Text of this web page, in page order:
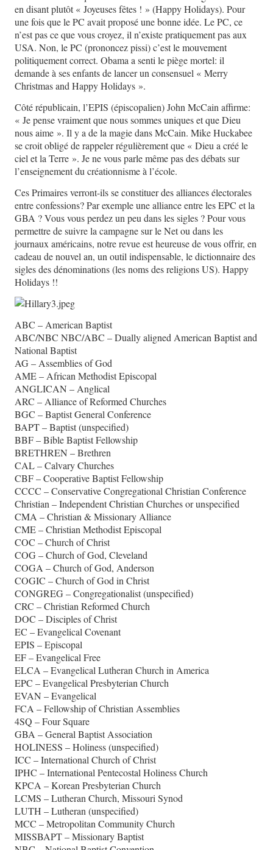
en disant plutôt « Joyeuses fêtes ! » (Happy Holidays). Pour
une fois que le PC avait proposé une bonne idée. Le PC, ce
n’est pas ce que vous croyez, il n’existe pratiquement pas aux
USA. Non, le PC (prononcez pissi) c’est le mouvement
politiquement correct. Obama a senti le piège mortel: il
demande à ses enfants de lancer un consensuel « Merry
Christmas and Happy Holidays ».
Côté républicain, l’EPIS (épiscopalien) John McCain affirme:
« Je pense vraiment que nous sommes uniques et que Dieu
nous aime ». Il y a de la magie dans McCain. Mike Huckabee
se croit obligé de rappeler régulièrement que « Dieu a créé le
ciel et la Terre ». Je ne vous parle même pas des débats sur
l’enseignement du créationnisme à l’école.
Ces Primaires verront-ils se constituer des alliances électorales
entre confessions? Par exemple une alliance entre les EPC et la
GBA ? Vous vous perdez un peu dans les sigles ? Pour vous
permettre de suivre la campagne sur le Net ou dans les
journaux américains, notre revue est heureuse de vous offrir, en
cadeau de nouvel an, un outil indispensable, le dictionnaire des
sigles des dénominations (les noms des religions US). Happy
Holidays !!
ABC – American Baptist
ABC/NBC NBC/ABC – Dually aligned American Baptist and
National Baptist
AG – Assemblies of God
AME – African Methodist Episcopal
ANGLICAN – Anglical
ARC – Alliance of Reformed Churches
BGC – Baptist General Conference
BAPT – Baptist (unspecified)
BBF – Bible Baptist Fellowship
BRETHREN – Brethren
CAL – Calvary Churches
CBF – Cooperative Baptist Fellowship
CCCC – Conservative Congregational Christian Conference
Christian – Independent Christian Churches or unspecified
CMA – Christian & Missionary Alliance
CME – Christian Methodist Episcopal
COC – Church of Christ
COG – Church of God, Cleveland
COGA – Church of God, Anderson
COGIC – Church of God in Christ
CONGREG – Congregationalist (unspecified)
CRC – Christian Reformed Church
DOC – Disciples of Christ
EC – Evangelical Covenant
EPIS – Episcopal
EF – Evangelical Free
ELCA – Evangelical Lutheran Church in America
EPC – Evangelical Presbyterian Church
EVAN – Evangelical
FCA – Fellowship of Christian Assemblies
4SQ – Four Square
GBA – General Baptist Association
HOLINESS – Holiness (unspecified)
ICC – International Church of Christ
IPHC – International Pentecostal Holiness Church
KPCA – Korean Presbyterian Church
LCMS – Lutheran Church, Missouri Synod
LUTH – Lutheran (unspecified)
MCC – Metropolitan Community Church
MISSBAPT – Missionary Baptist